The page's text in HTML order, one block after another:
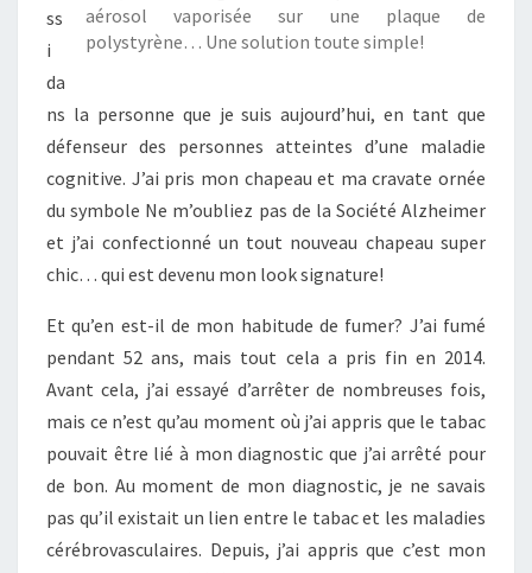
aérosol vaporisée sur une plaque de
polystyrène… Une solution toute simple!
ss
i
da
ns la personne que je suis aujourd’hui, en tant que
défenseur des personnes atteintes d’une maladie
cognitive. J’ai pris mon chapeau et ma cravate ornée
du symbole Ne m’oubliez pas de la Société Alzheimer
et j’ai confectionné un tout nouveau chapeau super
chic… qui est devenu mon look signature!
Et qu’en est-il de mon habitude de fumer? J’ai fumé
pendant 52 ans, mais tout cela a pris fin en 2014.
Avant cela, j’ai essayé d’arrêter de nombreuses fois,
mais ce n’est qu’au moment où j’ai appris que le tabac
pouvait être lié à mon diagnostic que j’ai arrêté pour
de bon. Au moment de mon diagnostic, je ne savais
pas qu’il existait un lien entre le tabac et les maladies
cérébrovasculaires. Depuis, j’ai appris que c’est mon